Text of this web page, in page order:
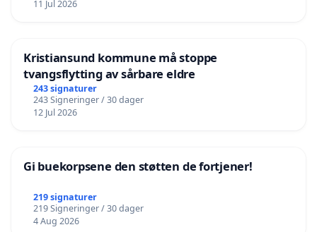
11 Jul 2026
Kristiansund kommune må stoppe
tvangsflytting av sårbare eldre
243 signaturer
243 Signeringer / 30 dager
12 Jul 2026
Gi buekorpsene den støtten de fortjener!
219 signaturer
219 Signeringer / 30 dager
4 Aug 2026